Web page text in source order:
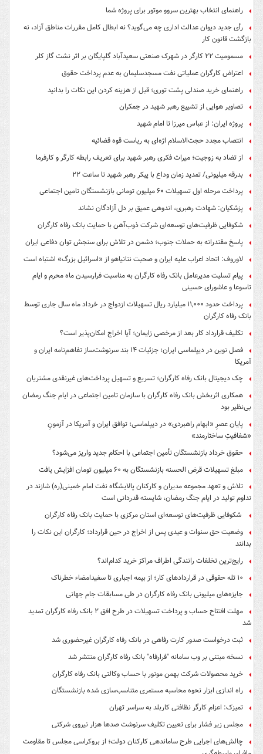
راهنمای انتخاب بهترین سروو موتور برای پروژه شما
رأی جدید دیوان عدالت اداری چه می‌گوید؟ نه ابطال کامل مقررات مناطق آزاد، نه
بازگشت قانون کار
مسمومیت ۲۲ کارگر در شهرک صنعتی سعیدآباد گلپایگان بر اثر نشت گاز کلر
اعتراض کارگران عملیاتی نفت مسجدسلیمان به عدم پرداخت حقوق
راهنمای خرید صندلی پشت توری؛ قبل از هزینه کردن این نکات را بدانید
تصاویر هوایی از تشییع رهبر شهید در جمکران
پروژه ایران: از عباس میرزا تا امام شهید
انتصاب مجدد حجت‌الاسلام اژه‌ای به ریاست قوه‌ قضائیه
از تضاد به زوجیت؛ میراث فکری رهبر شهید برای تعریف رابطه کارگر و کارفرما
بدرقه میلیونی/ تمدید زمان وداع با پیکر رهبر شهید تا ساعت ۲۲
پرداخت مرحله اول تسهیلات ۶۰ میلیون تومانی بازنشستگان تامین اجتماعی
پزشکیان: شهادت رهبری، اندوهی عمیق بر دل آزادگان نشاند
شکوفایی ظرفیت‌های توسعه‌ای شرکت ذوب‌آهن با حمایت‌ بانک رفاه کارگران
پاسخ مقتدرانه به حملات جنوب؛ دشمن در تلاش برای سنجش توان دفاعی ایران
لاوروف: اتحاد اعراب علیه ایران و صحبت نتانیاهو از «اسرائیل بزرگ» اشتباه است
پیام تسلیت مدیرعامل بانک رفاه کارگران به مناسبت فرارسیدن ماه محرم و ایام
تاسوعا و عاشورای حسینی
پرداخت حدود ۱۱,۰۰۰ میلیارد ریال تسهیلات ازدواج در خرداد ماه سال جاری توسط
بانک رفاه کارگران
تکلیف قرارداد کار بعد از مرخصی زایمان؛ آیا اخراج امکان‌پذیر است؟
فصل نوین در دیپلماسی ایران؛ جزئیات ۱۴ بند سرنوشت‌ساز تفاهم‌نامه ایران و
آمریکا
چک دیجیتال بانک رفاه کارگران؛ تسریع و تسهیل پرداخت‌های غیرنقدی مشتریان
همکاری اثربخش بانک رفاه کارگران با سازمان تامین اجتماعی در ایام جنگ رمضان
بی‌نظیر بود
پایان عصرِ «ابهام راهبردی» در دیپلماسی؛ توافق ایران و آمریکا در آزمونِ
«شفافیتِ ساختارمند»
حقوق خرداد بازنشستگان تأمین اجتماعی با احکام جدید واریز می‌شود؟
مبلغ تسهیلات قرض الحسنه بازنشستگان به ۶۰ میلیون تومان افزایش یافت
تلاش و تعهد مجموعه مدیران و کارکنان پالایشگاه نفت امام خمینی(ره) شازند در
تداوم تولید در ایام جنگ رمضان، شایسته قدردانی است
شکوفایی ظرفیت‌های توسعه‌ای استان مرکزی با حمایت بانک رفاه کارگران
وضعیت حق سنوات و عیدی پس از اخراج در حین قرارداد؛ کارگران این نکات را
بدانند
رایج‌ترین تخلفات رانندگی اطراف مراکز خرید کدام‌اند؟
۱۰ تله حقوقی در قراردادهای کار؛ از بیمه اجباری تا سفیدامضاء خطرناک
جایزه‌های میلیونی بانک رفاه کارگران در طی مسابقات جام جهانی
مهلت افتتاح حساب و پرداخت تسهیلات در طرح افق ۲ بانک رفاه کارگران تمدید
شد
ثبت درخواست صدور کارت رفاهی در بانک رفاه کارگران غیرحضوری شد
نسخه مبتنی بر وب سامانه "فرارفاه" بانک رفاه کارگران منتشر شد
خرید محصولات شرکت بهمن موتور با حساب وکالتی بانک رفاه کارگران
راه اندازی ابزار نحوه محاسبه مستمری متناسب‌سازی شده بازنشستگان
تمیزک: اعزام کارگر نظافتی کاربلد به سراسر تهران
مجلس زیر فشار برای تعیین تکلیف سرنوشت صدها هزار نیروی شرکتی
چالش‌های اجرایی طرح ساماندهی کارکنان دولت؛ از بروکراسی مجلس تا مقاومت